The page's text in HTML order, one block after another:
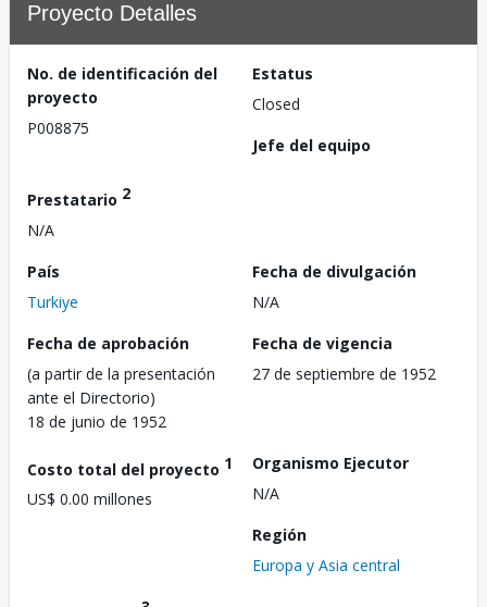
Proyecto Detalles
No. de identificación del
proyecto
P008875
Estatus
Closed
Jefe del equipo
Prestatario 2
N/A
País
Turkiye
Fecha de divulgación
N/A
Fecha de aprobación
(a partir de la presentación
ante el Directorio)
18 de junio de 1952
Fecha de vigencia
27 de septiembre de 1952
Costo total del proyecto 1
US$ 0.00 millones
Organismo Ejecutor
N/A
Región
Europa y Asia central